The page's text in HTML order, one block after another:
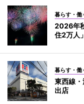
暮らす・働
2026年
住2万人
暮らす・働
東西線
出店